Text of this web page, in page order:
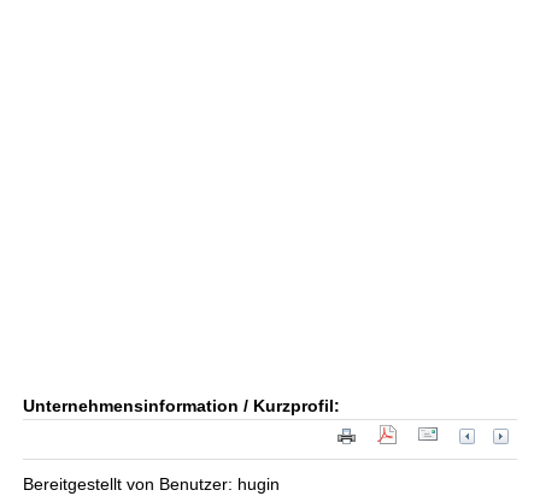
Unternehmensinformation / Kurzprofil:
Bereitgestellt von Benutzer: hugin